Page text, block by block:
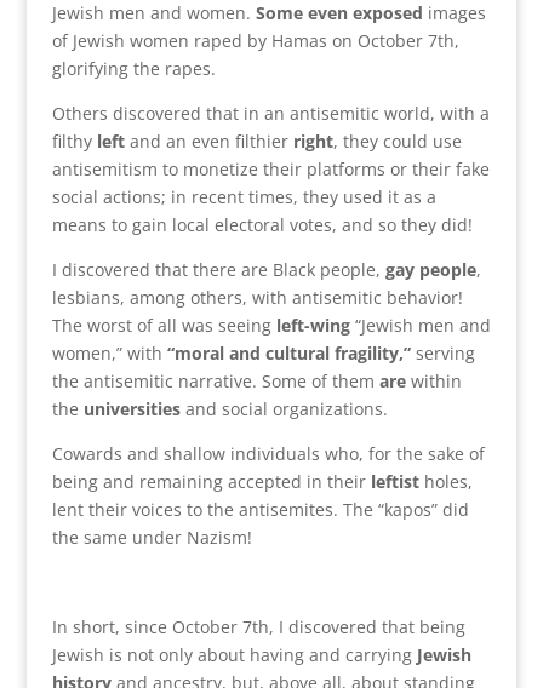
Jewish men and women. Some even exposed images
of Jewish women raped by Hamas on October 7th,
glorifying the rapes.
Others discovered that in an antisemitic world, with a
filthy leftand an even filthier right, they could use
antisemitism to monetize their platforms or their fake
social actions; in recent times, they used it as a
means to gain local electoral votes, and so they did!
I discovered that there are Black people, gay people,
lesbians, among others, with antisemitic behavior!
The worst of all was seeing left-wing“Jewish men and
women,” with “moral and cultural fragility,”serving
the antisemitic narrative. Some of them arewithin
the universitiesand social organizations.
Cowards and shallow individuals who, for the sake of
being and remaining accepted in their leftistholes,
lent their voices to the antisemites. The “kapos” did
the same under Nazism!
In short, since October 7th, I discovered that being
Jewish is not only about having and carrying Jewish
historyand ancestry, but, above all, about standing